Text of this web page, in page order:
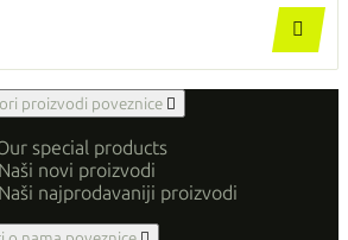

proizvodi poveznice 
special products
Naši novi proizvodi
Naši najprodavaniji proizvodi